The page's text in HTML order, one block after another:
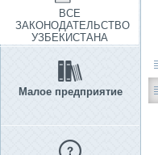
ВСЕ
ЗАКОНОДАТЕЛЬСТВО
УЗБЕКИСТАНА
Малое предприятие